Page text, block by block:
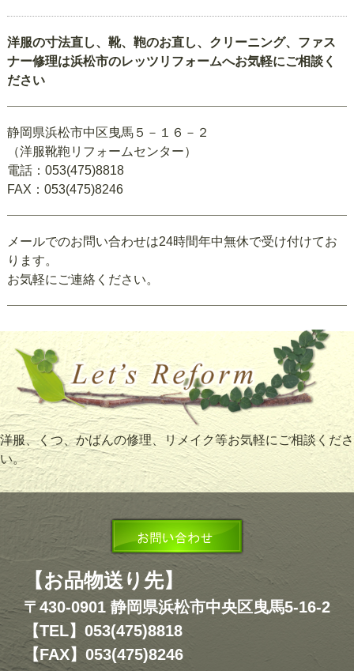
洋服の寸法直し、靴、鞄のお直し、クリーニング、ファス
ナー修理は浜松市のレッツリフォームへお気軽にご相談く
ださい
静岡県浜松市中区曳馬５－１６－２
（洋服靴鞄リフォームセンター）
電話：053(475)8818
FAX：053(475)8246
メールでのお問い合わせは24時間年中無休で受け付けてお
ります。
お気軽にご連絡ください。
洋服、くつ、かばんの修理、リメイク等お気軽にご相談くださ
い。
【お品物送り先】
〒430-0901 静岡県浜松市中央区曳馬5-16-2
【TEL】053(475)8818
【FAX】053(475)8246